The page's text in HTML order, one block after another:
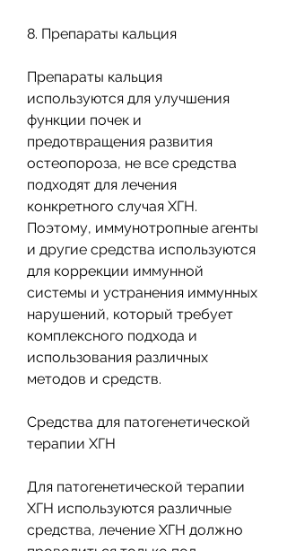
8. Препараты кальция
Препараты кальция
используются для улучшения
функции почек и
предотвращения развития
остеопороза, не все средства
подходят для лечения
конкретного случая ХГН.
Поэтому, иммунотропные агенты
и другие средства используются
для коррекции иммунной
системы и устранения иммунных
нарушений, который требует
комплексного подхода и
использования различных
методов и средств.
Средства для патогенетической
терапии ХГН
Для патогенетической терапии
ХГН используются различные
средства, лечение ХГН должно